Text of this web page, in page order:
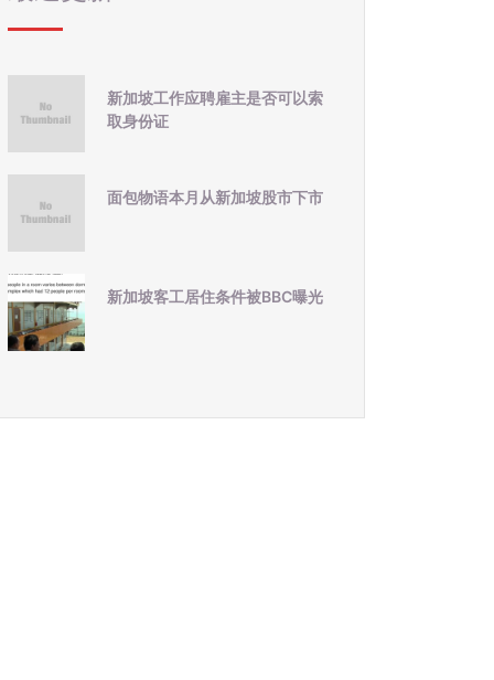
新加坡工作应聘雇主是否可以索
取身份证
面包物语本月从新加坡股市下市
新加坡客工居住条件被BBC曝光